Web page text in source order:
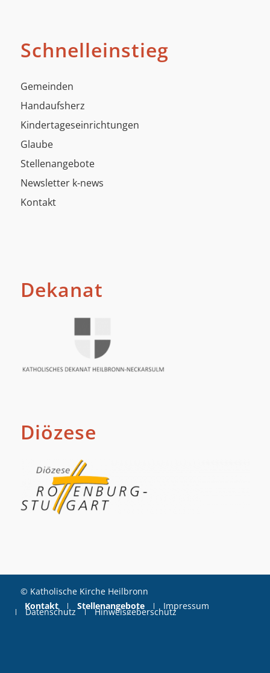
Schnelleinstieg
Gemeinden
Handaufsherz
Kindertageseinrichtungen
Glaube
Stellenangebote
Newsletter k-news
Kontakt
Dekanat
Diözese
© Katholische Kirche Heilbronn
Kontakt
Stellenangebote Impressum
Datenschutz Hinweisgeberschutz